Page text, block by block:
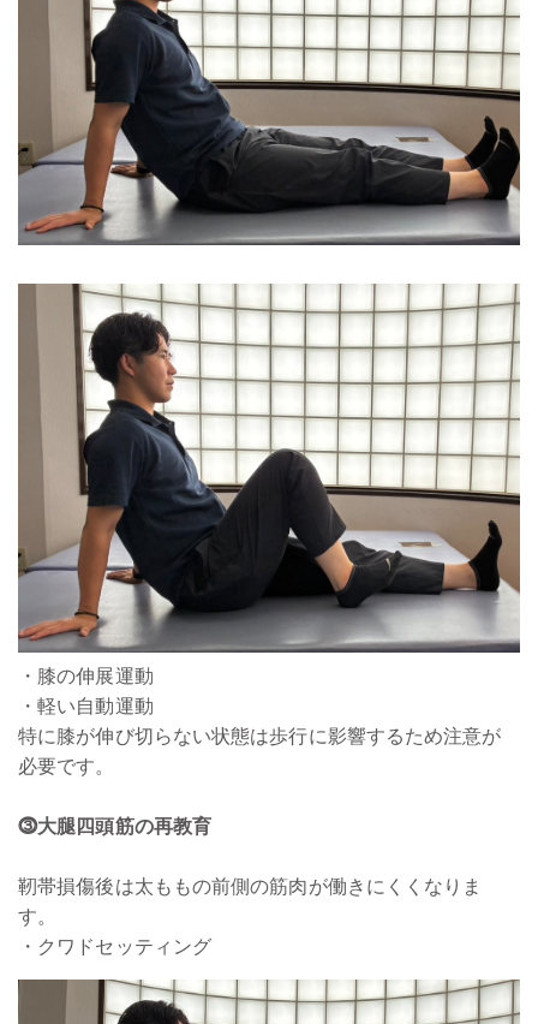
・膝の伸展運動
・軽い自動運動
特に膝が伸び切らない状態は歩行に影響するため注意が
必要です。
⓷大腿四頭筋の再教育
靭帯損傷後は太ももの前側の筋肉が働きにくくなりま
す。
・クワドセッティング